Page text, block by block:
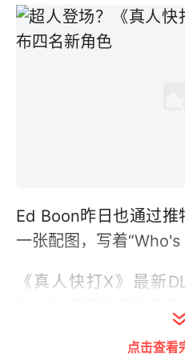
Ed Boon昨日也通过推
一张配图，写着“Who's
《真人快打X》最新
点击查看